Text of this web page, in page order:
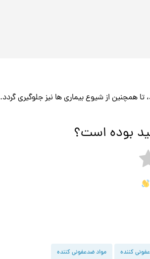
همچنین از شیوع بیماری ها نیز جلوگیری گردد.
بوده است؟
کننده مواد ضدعفونی کننده